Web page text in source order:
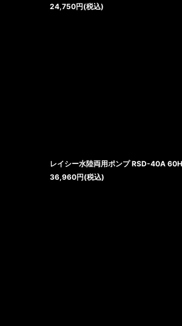
24,750円(税込)
レイシー水陸両用ポンプ RSD-40A
36,960円(税込)